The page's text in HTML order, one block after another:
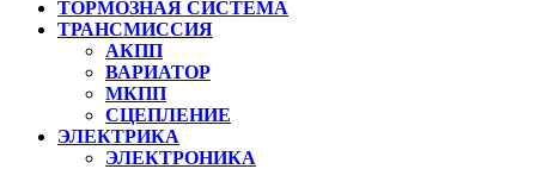
ТОРМОЗНАЯ СИСТЕМА
ТРАНСМИССИЯ
АКПП
ВАРИАТОР
МКПП
СЦЕПЛЕНИЕ
ЭЛЕКТРИКА
ЭЛЕКТРОНИКА